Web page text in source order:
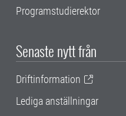
Programstudierektor
Senaste nytt från
Driftinformation
Lediga anställningar